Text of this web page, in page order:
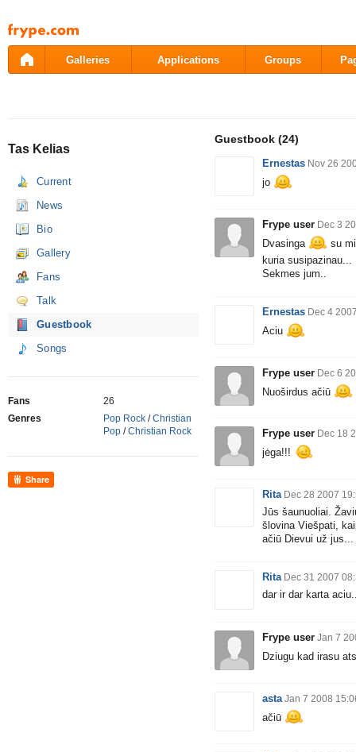
Pāriet
uz
saturu
Galleries Applications Groups
Tas Kelias
Current
News
Bio
Gallery
Fans
Talk
Guestbook
Songs
Fans
26
Genres
Pop Rock /Christian
Pop /Christian Rock
Share
Guestbook (24)
Ernestas Nov 26
jo
Frype user Dec 3
Dvasinga
su
kuria
Sekmes jum..
Ernestas Dec 4
Aciu
Frype user Dec 6
Nuoširdus ačiū
Frype user Dec 18
jėga!!!
Rita Dec 28 2007
Jūs šaunuoliai.
šlovina Viešpati,
ačiū Dievui už jus...
Rita Dec 31 2007
dar ir dar karta
Frype user Jan 7
Dziugu kad irasu
asta Jan 7 2008
ačiū